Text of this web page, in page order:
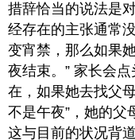
措辞恰当的说法是
经存在的主张通常
变宵禁，那么如果
夜结束。” 家长会
在，如果她去找父
不是午夜”，她的父
这与目前的状况背道